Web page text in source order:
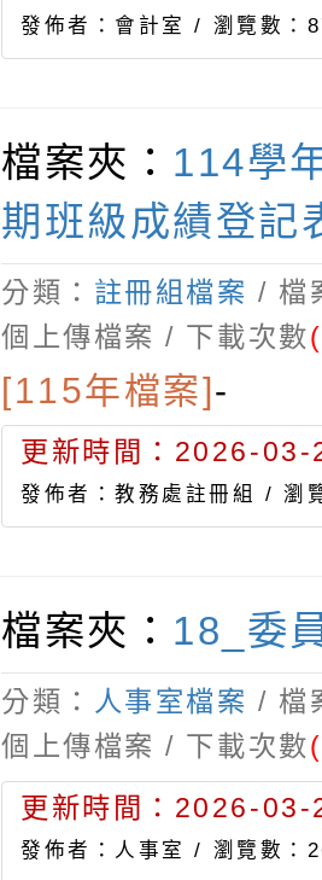
發佈者：會計室 / 瀏覽數：
檔案夾： 114學
期班級成績登記
分類： 註冊組檔案 / 檔
個上傳檔案 / 下載次數
[115年檔案]-
更新時間：2026-
發佈者：教務處註冊組 /瀏
檔案夾： 18_委
分類： 人事室檔案 / 檔
個上傳檔案 / 下載次數
更新時間：2026-
發佈者：人事室 / 瀏覽數：